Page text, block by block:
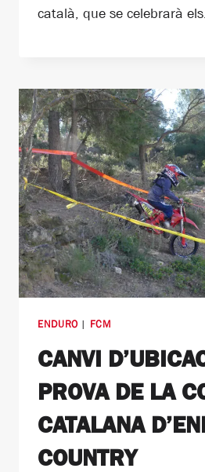
català, que se celebrarà els…
ENDURO| FCM
CANVI
PROVA DE LA
CATALANA
COUNTRY